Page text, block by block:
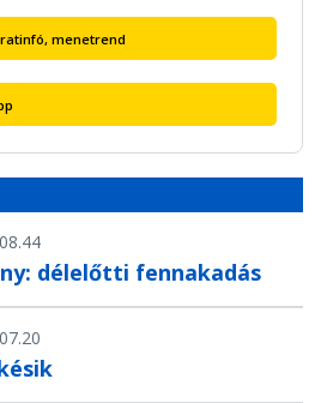
menetrend
délelőtti fennakadás